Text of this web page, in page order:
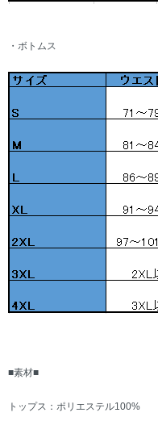
・ボトムス
■素材■
トップス：ポリエステル100%